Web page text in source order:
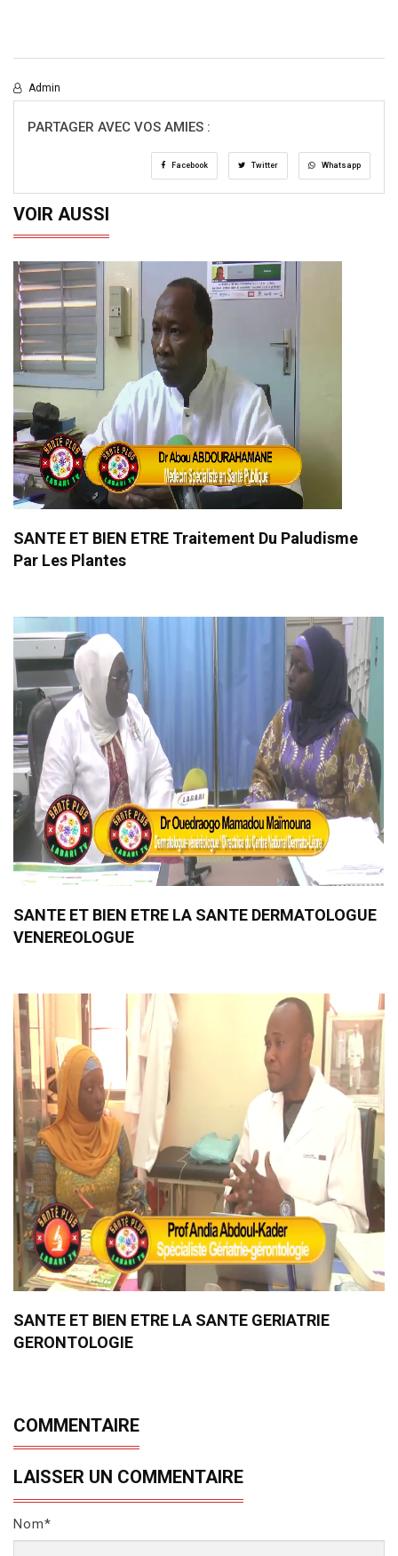
Admin
PARTAGER AVEC VOS AMIES :
Facebook Twitter Whatsapp
VOIR AUSSI
SANTE ET BIEN ETRE Traitement Du Paludisme
Par Les Plantes
SANTE ET BIEN ETRE LA SANTE DERMATOLOGUE
VENEREOLOGUE
SANTE ET BIEN ETRE LA SANTE GERIATRIE
GERONTOLOGIE
COMMENTAIRE
LAISSER UN COMMENTAIRE
Nom*